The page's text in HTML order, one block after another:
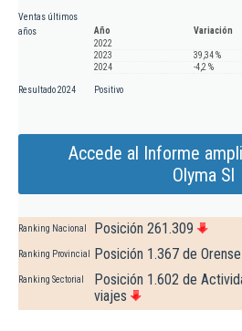
Ventas últimos
años
Año
Variación
2022
2023
39,34 %
2024
-4,2 %
Resultado 2024 Positivo
Accede al Informe
Olyma Sl
Ranking Nacional Posición 261.309
Ranking Provincial Posición 1.367 de Orense
Ranking Sectorial
Posición 1.602 de
viajes